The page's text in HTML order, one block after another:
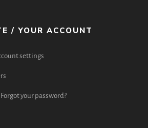
/ YOUR ACCOUNT
settings
your password?